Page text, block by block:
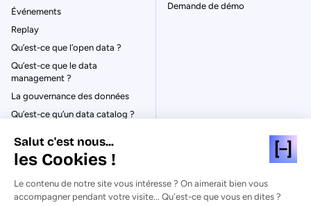
Événements
Replay
Qu’est-ce que l’open data ?
Qu’est-ce que le data
management ?
La gouvernance des données
Qu’est-ce qu’un data catalog ?
Demande de démo
© Huwise 2026
Salut c'est nous...
les Cookies !
Le contenu de notre site vous intéresse ? On aimerait bien vous
accompagner pendant votre visite... Qu'est-ce que vous en dites ?